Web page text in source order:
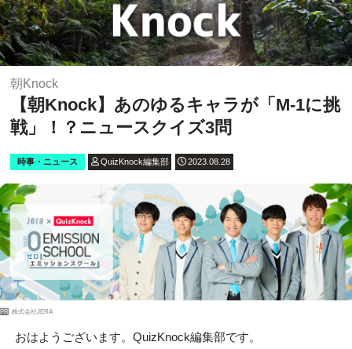
朝Knock
【朝Knock】あのゆるキャラが「M-1に挑
戦」！？ニュースクイズ3問
時事・ニュース QuizKnock編集部 2023.08.28
PR 株式会社JERA
おはようございます。QuizKnock編集部です。